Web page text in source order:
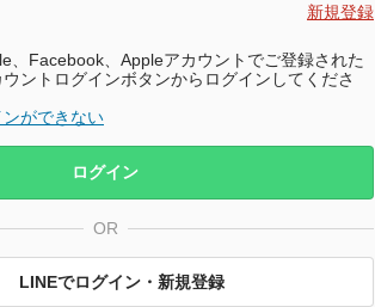
新規登録
、Facebook、Appleアカウントでご登録された
ントログインボタンからログインしてくださ
ンができない
ログイン
OR
LINEでログイン・新規登録